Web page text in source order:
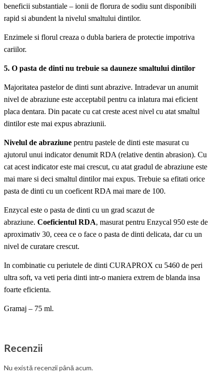
beneficii substantiale – ionii de florura de sodiu sunt disponibili
rapid si abundent la nivelul smaltului dintilor.
Enzimele si florul creaza o dubla bariera de protectie impotriva
cariilor.
5. O pasta de dinti nu trebuie sa dauneze smaltului dintilor
Majoritatea pastelor de dinti sunt abrazive. Intradevar un anumit
nivel de abraziune este acceptabil pentru ca inlatura mai eficient
placa dentara. Din pacate cu cat creste acest nivel cu atat smaltul
dintilor este mai expus abraziunii.
Nivelul de abraziune pentru pastele de dinti este masurat cu
ajutorul unui indicator denumit RDA (relative dentin abrasion). Cu
cat acest indicator este mai crescut, cu atat gradul de abraziune este
mai mare si deci smaltul dintilor mai expus. Trebuie sa efitati orice
pasta de dinti cu un coeficent RDA mai mare de 100.
Enzycal este o pasta de dinti cu un grad scazut de
abraziune. Coeficientul RDA, masurat pentru Enzycal 950 este de
aproximativ 30, ceea ce o face o pasta de dinti delicata, dar cu un
nivel de curatare crescut.
In combinatie cu periutele de dinti CURAPROX cu 5460 de peri
ultra soft, va veti peria dinti intr-o maniera extrem de blanda insa
foarte eficienta.
Gramaj – 75 ml.
Recenzii
Nu există recenzii până acum.